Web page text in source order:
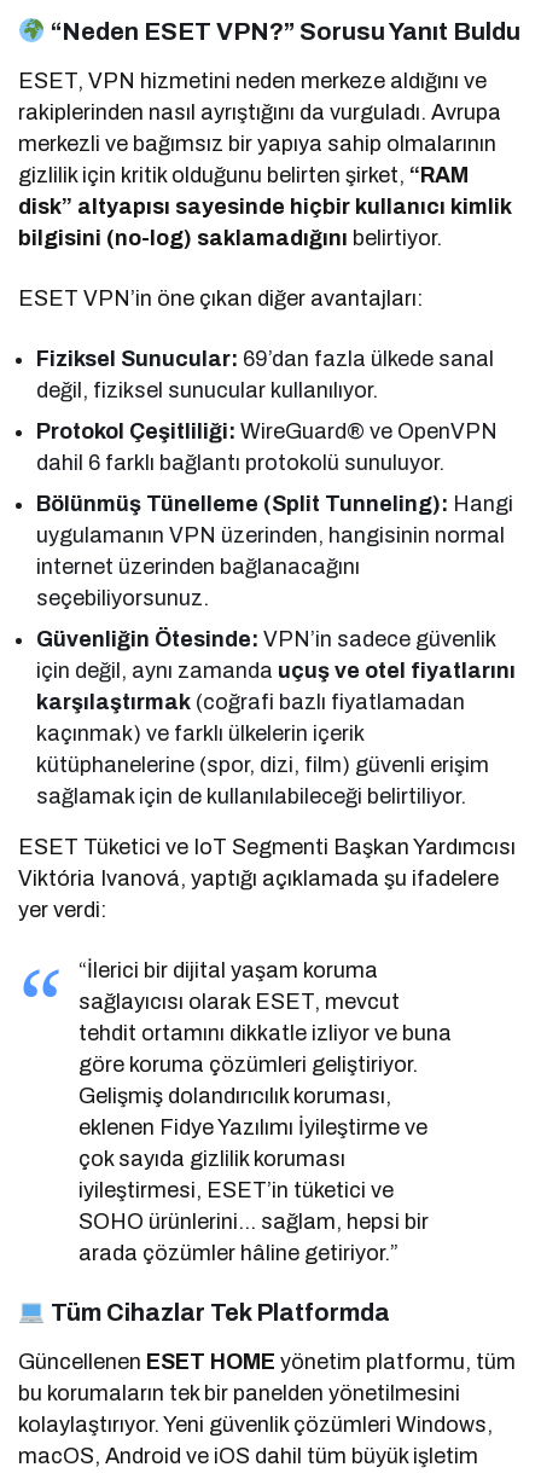
“Neden ESET VPN?” Sorusu Yanıt Buldu
ESET, VPN hizmetini neden merkeze aldığını ve
rakiplerinden nasıl ayrıştığını da vurguladı. Avrupa
merkezli ve bağımsız bir yapıya sahip olmalarının
gizlilik için kritik olduğunu belirten şirket, “RAM
disk” altyapısı sayesinde hiçbir kullanıcı kimlik
bilgisini (no-log) saklamadığını belirtiyor.
ESET VPN’in öne çıkan diğer avantajları:
Fiziksel Sunucular: 69’dan fazla ülkede sanal
değil, fiziksel sunucular kullanılıyor.
Protokol Çeşitliliği: WireGuard® ve OpenVPN
dahil 6 farklı bağlantı protokolü sunuluyor.
Bölünmüş Tünelleme (Split Tunneling): Hangi
uygulamanın VPN üzerinden, hangisinin normal
internet üzerinden bağlanacağını
seçebiliyorsunuz.
Güvenliğin Ötesinde: VPN’in sadece güvenlik
için değil, aynı zamanda uçuş ve otel fiyatlarını
karşılaştırmak (coğrafi bazlı fiyatlamadan
kaçınmak) ve farklı ülkelerin içerik
kütüphanelerine (spor, dizi, film) güvenli erişim
sağlamak için de kullanılabileceği belirtiliyor.
ESET Tüketici ve IoT Segmenti Başkan Yardımcısı
Viktória Ivanová, yaptığı açıklamada şu ifadelere
yer verdi:
“İlerici bir dijital yaşam koruma
sağlayıcısı olarak ESET, mevcut
tehdit ortamını dikkatle izliyor ve buna
göre koruma çözümleri geliştiriyor.
Gelişmiş dolandırıcılık koruması,
eklenen Fidye Yazılımı İyileştirme ve
çok sayıda gizlilik koruması
iyileştirmesi, ESET’in tüketici ve
SOHO ürünlerini… sağlam, hepsi bir
arada çözümler hâline getiriyor.”
Tüm Cihazlar Tek Platformda
Güncellenen ESET HOME yönetim platformu, tüm
bu korumaların tek bir panelden yönetilmesini
kolaylaştırıyor. Yeni güvenlik çözümleri Windows,
macOS, Android ve iOS dahil tüm büyük işletim